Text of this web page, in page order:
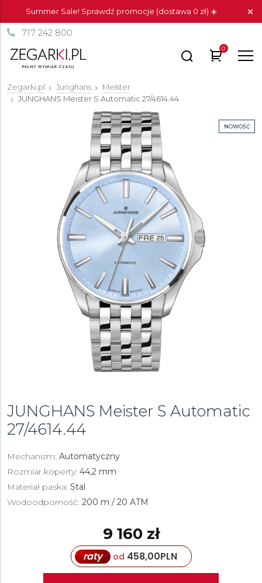
Summer Sale! Sprawdź promocje (dostawa 0 zł) ☀️
717 242 800
0
Zegarki.pl Junghans
Meister
JUNGHANS Meister S Automatic 27/4614.44
NOWOŚĆ
JUNGHANS Meister S Automatic
27/4614.44
Mechanizm: Automatyczny
Rozmiar koperty: 44,2 mm
Materiał paska: Stal
Wodoodporność: 200 m / 20 ATM
9 160 zł
raty od 458,00PLN